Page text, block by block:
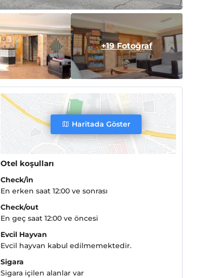
+19 Fotoğraf
Haritada Göster
Otel koşulları
Check/in
En erken saat 12:00 ve sonrası
Check/out
En geç saat 12:00 ve öncesi
Evcil Hayvan
Evcil hayvan kabul edilmemektedir.
Sigara
Sigara içilen alanlar var